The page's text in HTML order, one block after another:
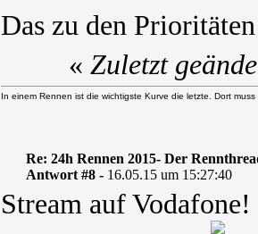
Das zu den
« Zuletzt
In einem Rennen ist die wichtigste Kurve die letzte. Dort
Re: 24h Rennen 2015- Der
Antwort #8 - 16.05.15 um 15:27:40
Stream auf